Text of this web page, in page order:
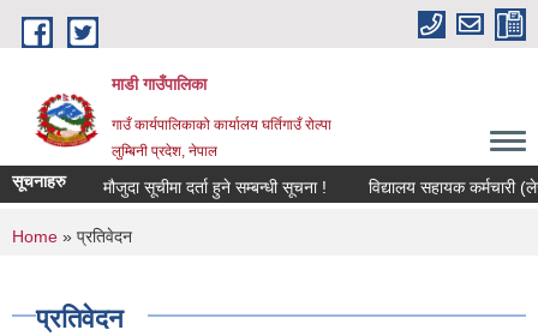
Skip to main content
माडी गाउँपालिका
गाउँ कार्यपालिकाको कार्यालय घर्तिगाउँ रोल्पा
लुम्बिनी प्रदेश, नेपाल
सूचनाहरु मौजुदा सूचीमा दर्ता हुने सम्बन्धी सूचना ! विद्यालय सहायक कर्मचारी (लेखा
You are here
Home » प्रतिवेदन
प्रतिवेदन